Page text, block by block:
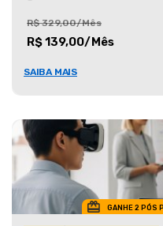
R$ 329,00/Mês
R$ 139,00/Mês
SAIBA MAIS
GANHE 2 PÓS